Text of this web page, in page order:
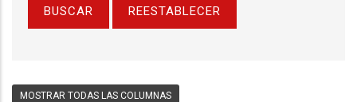
MOSTRAR TODAS LAS COLUMNAS